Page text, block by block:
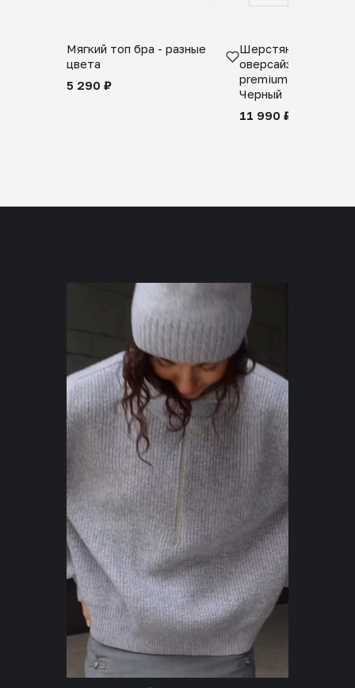
Мягкий топ бра - разные
цвета
5 290 ₽
Шерстяной свитер
оверсайз 100%
premium merino
Черный
11 990 ₽